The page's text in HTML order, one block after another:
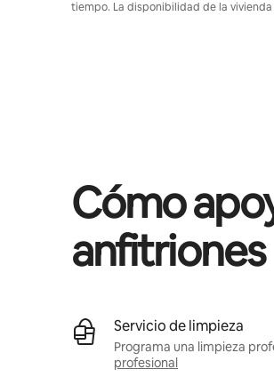
tiempo. La disponibilidad de la
Cómo
anfitriones
Servicio de limpieza
Programa una limpieza
profesional